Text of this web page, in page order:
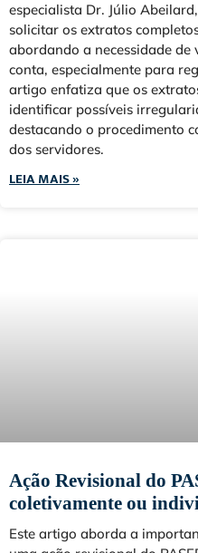
especialista Dr. Júlio
solicitar os extratos
abordando a necessidade
conta, especialmente para
artigo enfatiza que os
identificar possíveis
destacando o procedimento
dos servidores.
LEIA MAIS »
Ação Revisional do
coletivamente ou
Este artigo aborda a